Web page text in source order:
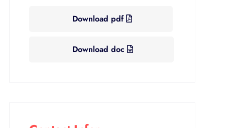
Consultations
Get Free
Download pdf
Download doc